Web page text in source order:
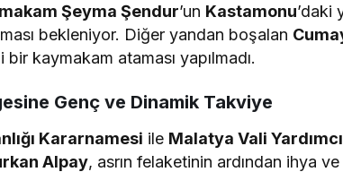
Şeyma Şendur’un Kastamonu’daki
bekleniyor. Diğer yandan boşalan
kaymakam ataması yapılmadı.
Genç ve Dinamik Takviye
Kararnamesi ile Malatya Vali
Alpay, asrın felaketinin ardından ihya